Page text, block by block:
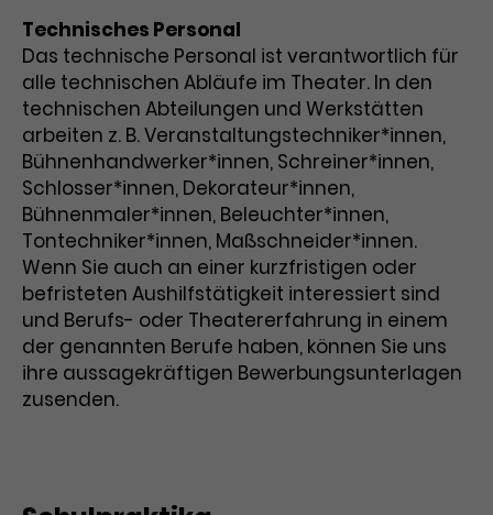
Zweck
gesendet. Solange es gesetzt ist,
werden bestimmte
Datenübertragungen
unterbunden.
Name IDE
Anbieter Google / DoubleClick
Laufzeit 1 Jahr
Zweck
Dieses Cookie dient der Anzeige
personalisierter Werbung und
misst die Wirksamkeit von
Werbekampagnen über
verschiedene Websites hinweg.
Technisches Personal
Das technische Personal ist verantwortlich für
alle technischen Abläufe im Theater. In den
technischen Abteilungen und Werkstätten
arbeiten z. B. Veranstaltungstechniker*innen,
Bühnenhandwerker*innen, Schreiner*innen,
Schlosser*innen, Dekorateur*innen,
Bühnenmaler*innen, Beleuchter*innen,
Tontechniker*innen, Maßschneider*innen.
Wenn Sie auch an einer kurzfristigen oder
befristeten Aushilfstätigkeit interessiert sind
und Berufs- oder Theatererfahrung in einem
der genannten Berufe haben, können Sie uns
ihre aussagekräftigen Bewerbungsunterlagen
zusenden.